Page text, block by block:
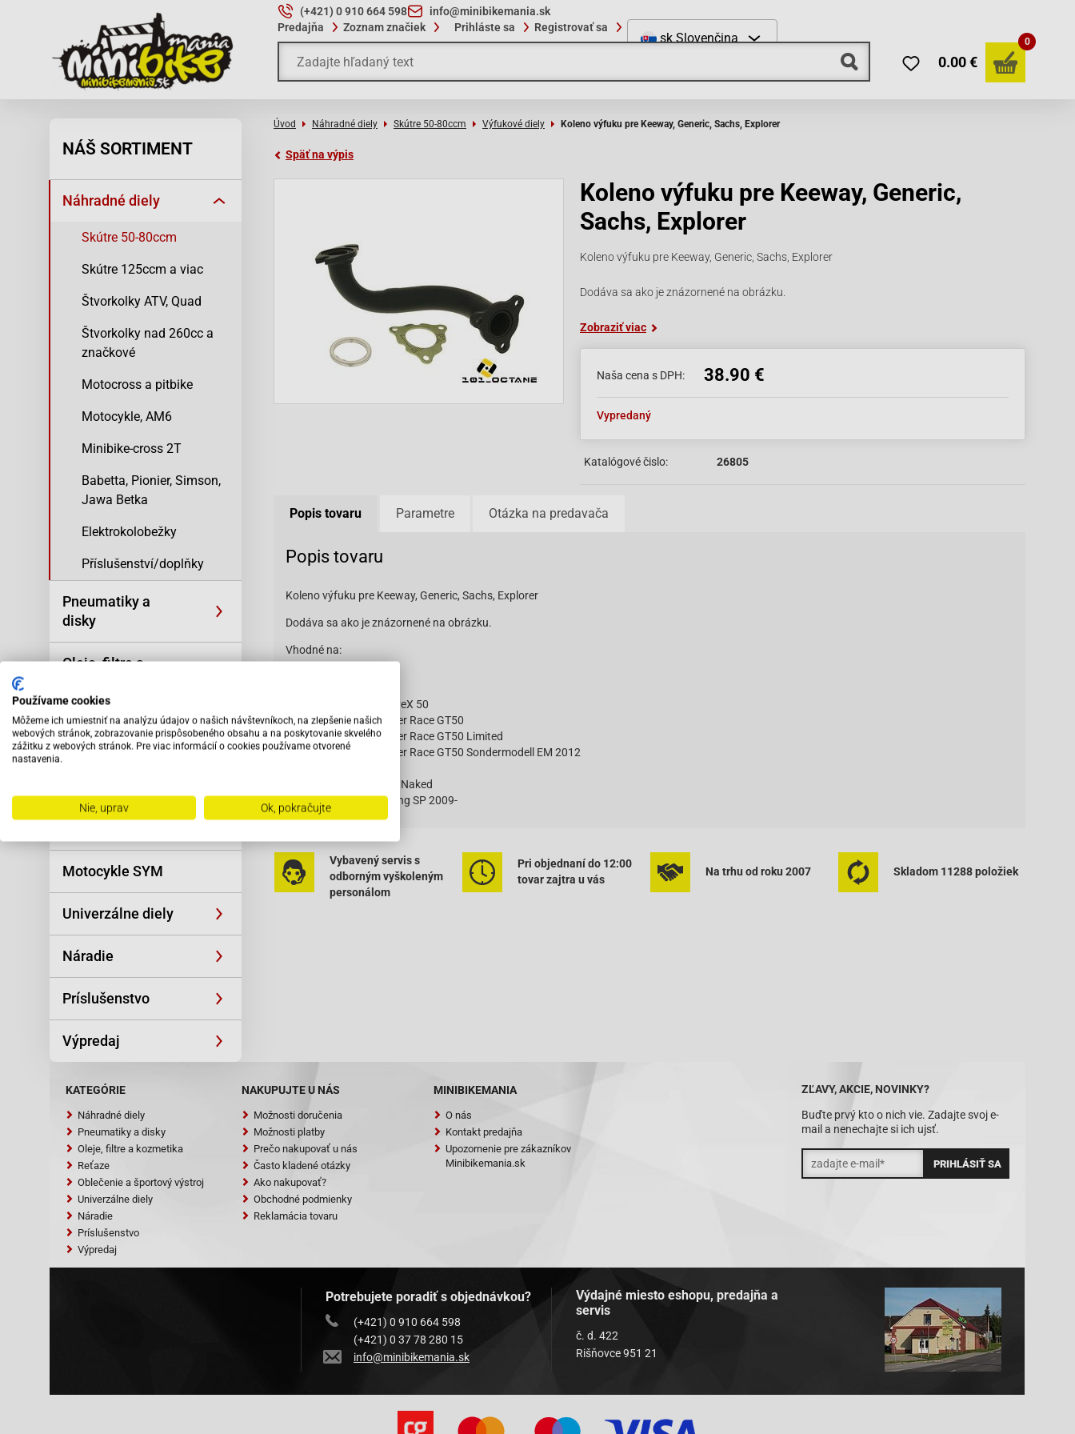
(+421) 0 910 664 598
info@minibikemania.sk
Predajňa
Zoznam značiek Prihláste sa Registrovať sa
sk Slovenčina
0.00 €
0
NÁŠ SORTIMENT
Náhradné diely
Skútre 50-80ccm
Skútre 125ccm a viac
Štvorkolky ATV, Quad
Štvorkolky nad 260cc a
značkové
Motocross a pitbike
Motocykle, AM6
Minibike-cross 2T
Babetta, Pionier, Simson,
Jawa Betka
Elektrokolobežky
Příslušenství/doplňky
Pneumatiky a
disky
Oleje, filtre a
Reťaze
Motocykle SYM
Univerzálne diely
Náradie
Príslušenstvo
Výpredaj
Úvod Náhradné diely Skútre 50-80ccm Výfukové diely Koleno výfuku pre Keeway, Generic, Sachs, Explorer
Späť na výpis
Koleno výfuku pre Keeway, Generic,
Sachs, Explorer
Koleno výfuku pre Keeway, Generic, Sachs, Explorer
Dodáva sa ako je znázornené na obrázku.
Zobraziť viac
Naša cena s DPH: 38.90 €
Vypredaný
Katalógové čislo: 26805
Popis tovaru Parametre Otázka na predavača
Popis tovaru
Koleno výfuku pre Keeway, Generic, Sachs, Explorer
Dodáva sa ako je znázornené na obrázku.
Vhodné na:
Benelli-49X QuattronoveX 50
Explorer (A.T.U)-Explorer Race GT50
Explorer (A.T.U)-Explorer Race GT50 Limited
Explorer (A.T.U)-Explorer Race GT50 Sondermodell EM 2012
Keeway-F-ACT 50 NKD Naked
Keeway-F-ACT 50 Racing SP 2009-
Keeway-RY6 50 -2008
Keeway-RY8 50 Racing
Keeway-RY8 50 SP
Keeway-SWAN 50 2009-
Čítať viac
Vybavený servis s
odborným vyškoleným
personálom
Pri objednaní do 12:00
tovar zajtra u vás
Na trhu od roku 2007 Skladom 11288 položiek
ZĽAVY, AKCIE, NOVINKY?
Buďte prvý kto o nich vie. Zadajte svoj e-
mail a nenechajte si ich ujsť.
KATEGÓRIE
Náhradné diely
Pneumatiky a disky
Oleje, filtre a kozmetika
Reťaze
Oblečenie a športový výstroj
Univerzálne diely
Náradie
Príslušenstvo
Výpredaj
NAKUPUJTE U NÁS
Možnosti doručenia
Možnosti platby
Prečo nakupovať u nás
Často kladené otázky
Ako nakupovať?
Obchodné podmienky
Reklamácia tovaru
MINIBIKEMANIA
O nás
Kontakt predajňa
Upozornenie pre zákazníkov
Minibikemania.sk
Potrebujete poradiť s objednávkou?
(+421) 0 910 664 598
(+421) 0 37 78 280 15
info@minibikemania.sk
Výdajné miesto eshopu, predajňa a
servis
č. d. 422
Rišňovce 951 21
Používame cookies
Môžeme ich umiestniť na analýzu údajov o našich návštevníkoch, na zlepšenie našich
webových stránok, zobrazovanie prispôsobeného obsahu a na poskytovanie skvelého
zážitku z webových stránok. Pre viac informácií o cookies používame otvorené
nastavenia.
Nie, uprav Ok, pokračujte